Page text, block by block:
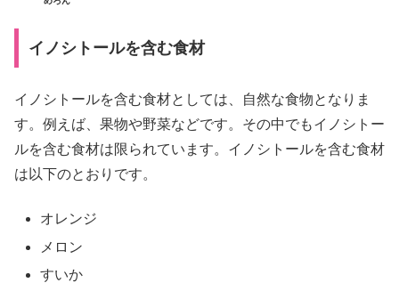
イノシトールを含む食材
イノシトールを含む食材としては、自然な食物となりま
す。例えば、果物や野菜などです。その中でもイノシトー
ルを含む食材は限られています。イノシトールを含む食材
は以下のとおりです。
オレンジ
メロン
すいか